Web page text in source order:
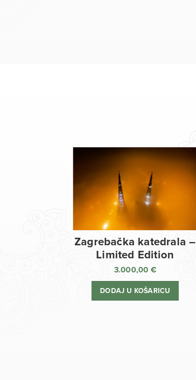
Zagrebačka katedrala –
Limited Edition
3.000,00 €
DODAJ U KOŠARICU